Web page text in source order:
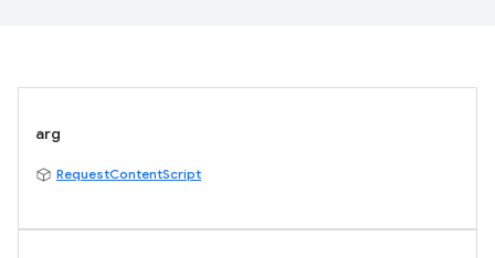
arg
RequestContentScript